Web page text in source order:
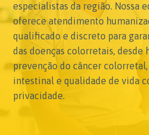
especialistas da região. Nossa
oferece atendimento
qualificado e discreto para
das doenças colorretais, desde
prevenção do câncer
intestinal e qualidade de vida
privacidade.